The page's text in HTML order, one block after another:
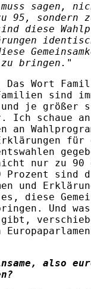
sagen,
95, sondern
diese
zu bringen."
Das Wort
sind
je größer
Ich schaue
an
Erklärungen für
nur zu 90
Prozent sind
und
diese
Und
also